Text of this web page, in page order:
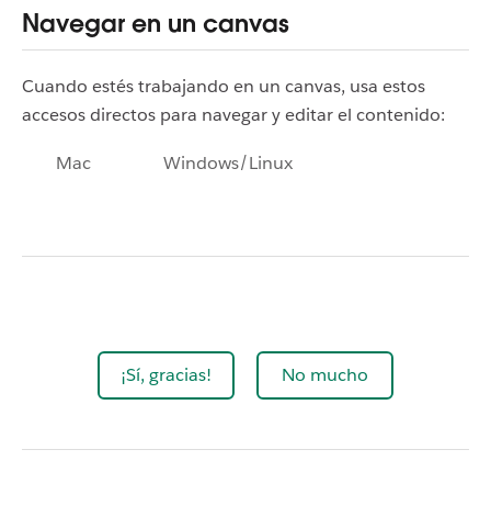
Navegar en un canvas
Cuando estés trabajando en un canvas, usa estos
accesos directos para navegar y editar el contenido:
Mac Windows/Linux
¡Sí, gracias! No mucho